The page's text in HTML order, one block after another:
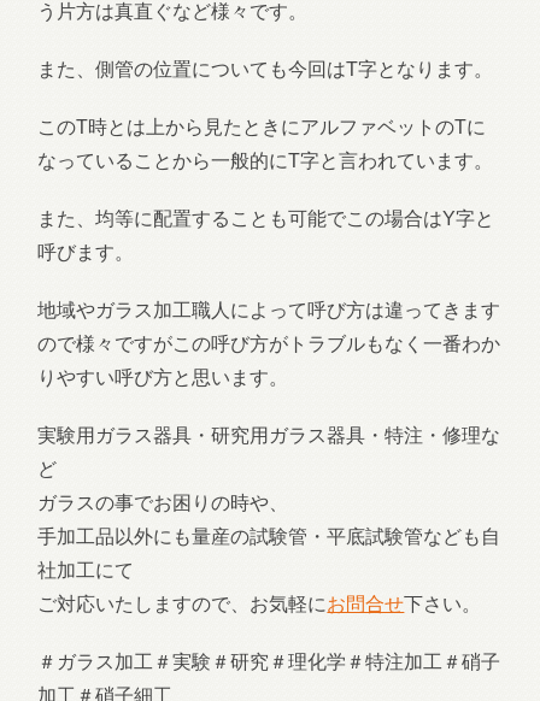
う片方は真直ぐなど様々です。
また、側管の位置についても今回はT字となります。
このT時とは上から見たときにアルファベットのTに
なっていることから一般的にT字と言われています。
また、均等に配置することも可能でこの場合はY字と
呼びます。
地域やガラス加工職人によって呼び方は違ってきます
ので様々ですがこの呼び方がトラブルもなく一番わか
りやすい呼び方と思います。
実験用ガラス器具・研究用ガラス器具・特注・修理な
ど
ガラスの事でお困りの時や、
手加工品以外にも量産の試験管・平底試験管なども自
社加工にて
ご対応いたしますので、お気軽にお問合せ下さい。
＃ガラス加工＃実験＃研究＃理化学＃特注加工＃硝子
加工＃硝子細工